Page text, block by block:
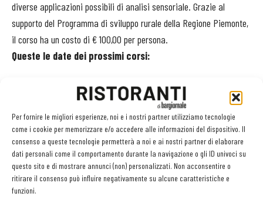
Per fornire le migliori esperienze, noi e i nostri partner utilizziamo tecnologie
come i cookie per memorizzare e/o accedere alle informazioni del dispositivo. Il
consenso a queste tecnologie permetterà a noi e ai nostri partner di elaborare
dati personali come il comportamento durante la navigazione o gli ID univoci su
questo sito e di mostrare annunci (non) personalizzati. Non acconsentire o
ritirare il consenso può influire negativamente su alcune caratteristiche e
funzioni.
diverse applicazioni possibili di analisi sensoriale. Grazie al
supporto del Programma di sviluppo rurale della Regione Piemonte,
il corso ha un costo di € 100,00 per persona.
Queste le date dei prossimi corsi:
27/11/2021
22/01/2022
05/02/2022